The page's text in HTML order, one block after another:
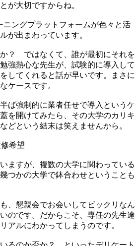
が大切ですからね。
ニングプラットフォームが色々と活
が出まわっています。
？ ではなくて、誰が最初にそれを
強熱心な先生が、試験的に導入して
してくれると話が早いです。まさに
ケースです。
ば強制的に業者任せで導入というケ
を開けてみたら、その大学のカリキ
どという結末は笑えませんから。
希望
ますが、複数の大学に関わっている
つかの大学で鉢合わせということも
、懇親会でお会いしてビックリなん
のです。だからこそ、専任の先生達
アルにわかってしまうのです。